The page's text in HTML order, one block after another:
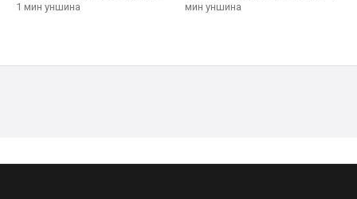
1 мин уншина
мин уншина